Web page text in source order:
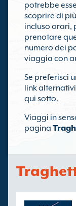
potrebbe
scoprire di
incluso orari,
prenotare
numero dei
viaggia con
Se preferisci
link
qui sotto.
Viaggi in
pagina